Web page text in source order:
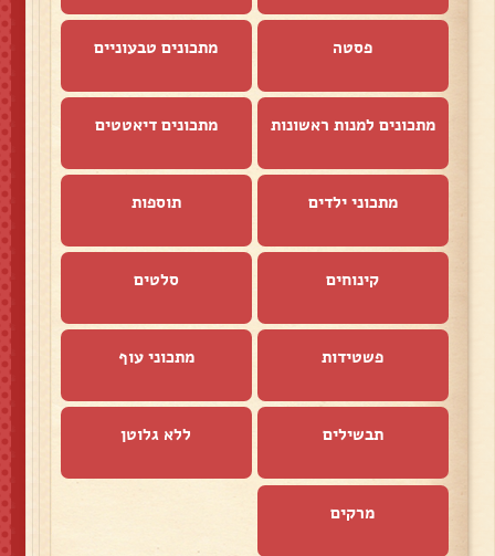
פסטה מתכונים טבעוניים
מתכונים למנות ראשונות מתכונים דיאטטים
מתכוני ילדים תוספות
קינוחים סלטים
פשטידות מתכוני עוף
תבשילים ללא גלוטן
מרקים